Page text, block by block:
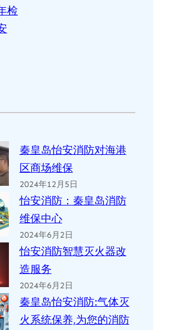
检
秦皇岛怡安消防对海港
区商场维保
2024年12月5日
怡安消防：秦皇岛消防
维保中心
2024年6月2日
怡安消防智慧灭火器改
造服务
2024年6月2日
秦皇岛怡安消防:气体灭
火系统保养,为您的消防